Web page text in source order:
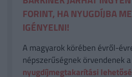
FORINT, HA NYUGDÍJBA
IGÉNYELNI!
A magyarok körében évről-
népszerűségnek örvendenek a
nyugdíjmegtakarítási